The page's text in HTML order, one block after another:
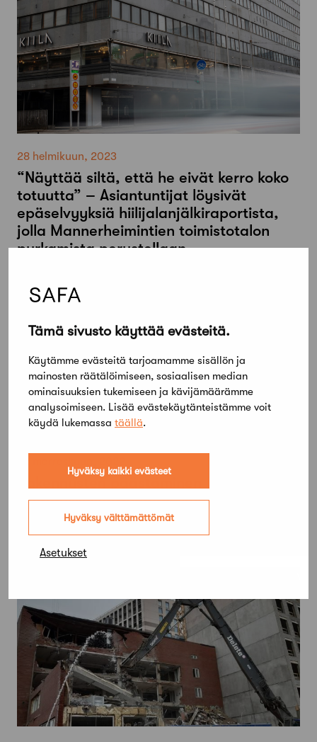
Tämä sivusto käyttää evästeitä.
Käytämme evästeitä tarjoamamme sisällön ja
mainosten räätälöimiseen, sosiaalisen median
ominaisuuksien tukemiseen ja kävijämäärämme
analysoimiseen. Lisää evästekäytänteistämme voit
käydä lukemassa täällä.
Hyväksy kaikki evästeet
Hyväksy välttämättömät
Asetukset
28 helmikuun, 2023
“Näyttää siltä, että he eivät kerro koko
totuutta” – Asiantuntijat löysivät
epäselvyyksiä hiilijalanjälkiraportista,
jolla Mannerheimintien toimistotalon
purkamista perustellaan
“korjauskelvottomaan” kuntoon
puhuttaa asukkaita – joillekin ne ovat
hirvityksiä, toisille tärkeä osa historiaa